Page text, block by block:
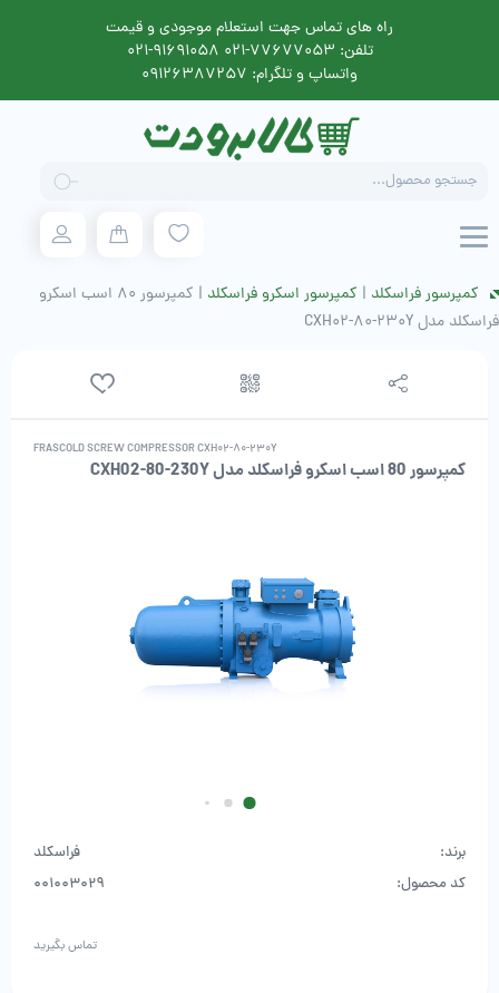
راه های تماس جهت استعلام موجودی و قیمت
تلفن: 77677053-021 91691058-021
واتساپ و تلگرام: 09126387257
search
کمپرسور فراسکلد | کمپرسور اسکرو فراسکلد |
کمپرسور 80 اسب اسکرو
فراسکلد مدل CXH02-80-230Y
FRASCOLD SCREW COMPRESSOR CXH02-80-230Y
کمپرسور 80 اسب اسکرو فراسکلد مدل CXH02-80-230Y
برند:
فراسکلد
کد محصول:
001003029
تماس بگیرید